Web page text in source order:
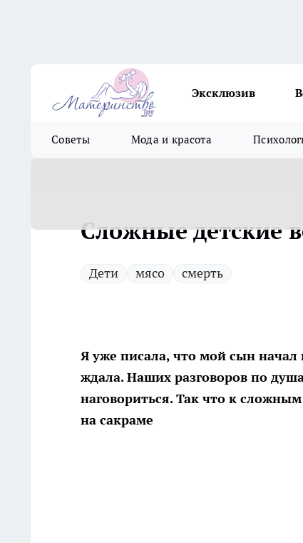
Эксклюзив
Советы Мода и красота
Сложные детские
Дети мясо смерть
Я уже писала, что мой сын начал
ждала. Наших разговоров по
наговориться. Так что к
на сакраме